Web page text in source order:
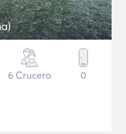
6 Crucero 0